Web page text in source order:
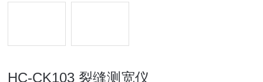
HC-CK103 裂缝测宽仪